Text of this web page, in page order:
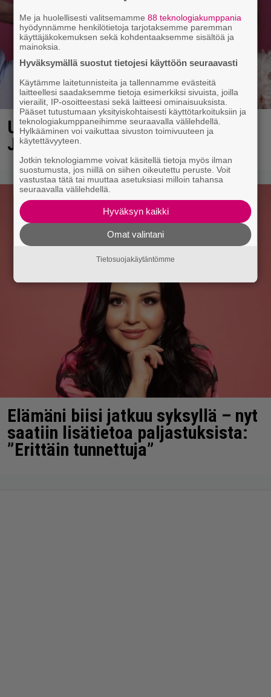
Uuno: Hjallis Harkimo, 72, ja
Jasmine, 38, sanovat tahdon
Elämäni biisi jatkuu syksyllä – nyt
saatiin lisätietoa paljastuksista:
”Erittäin tunnettuja”
Me ja huolellisesti valitsemamme88 teknologiakumppania
hyödynnämme henkilötietoja tarjotaksemme paremman
käyttäjäkokemuksen sekä kohdentaaksemme sisältöä ja
mainoksia.
Hyväksymällä suostut tietojesi käyttöön seuraavasti
Käytämme laitetunnisteita ja tallennamme evästeitä
laitteellesi saadaksemme tietoja esimerkiksi sivuista, joilla
vierailit, IP-osoitteestasi sekä laitteesi ominaisuuksista.
Pääset tutustumaan yksityiskohtaisesti käyttötarkoituksiin ja
teknologiakumppaneihimme seuraavalla välilehdellä.
Hylkääminen voi vaikuttaa sivuston toimivuuteen ja
käytettävyyteen.
Jotkin teknologiamme voivat käsitellä tietoja myös ilman
suostumusta, jos niillä on siihen oikeutettu peruste. Voit
vastustaa tätä tai muuttaa asetuksiasi milloin tahansa
seuraavalla välilehdellä.
Hyväksyn kaikki
Omat valintani
Tietosuojakäytäntömme